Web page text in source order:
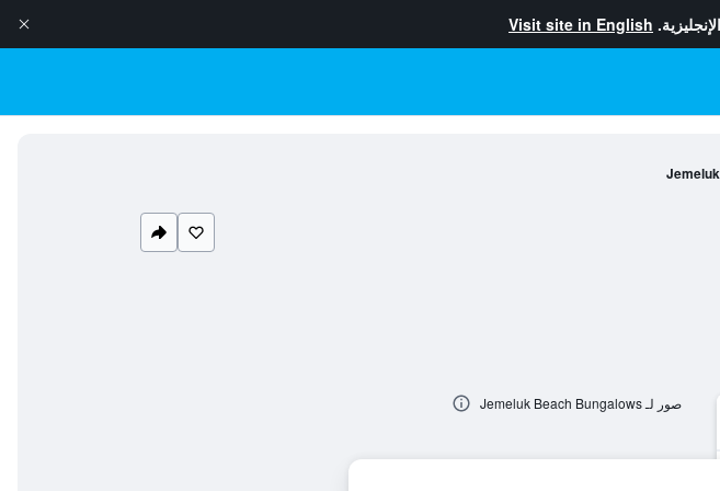
Visit site in English
صور لـ Jemeluk Beach Bungalows